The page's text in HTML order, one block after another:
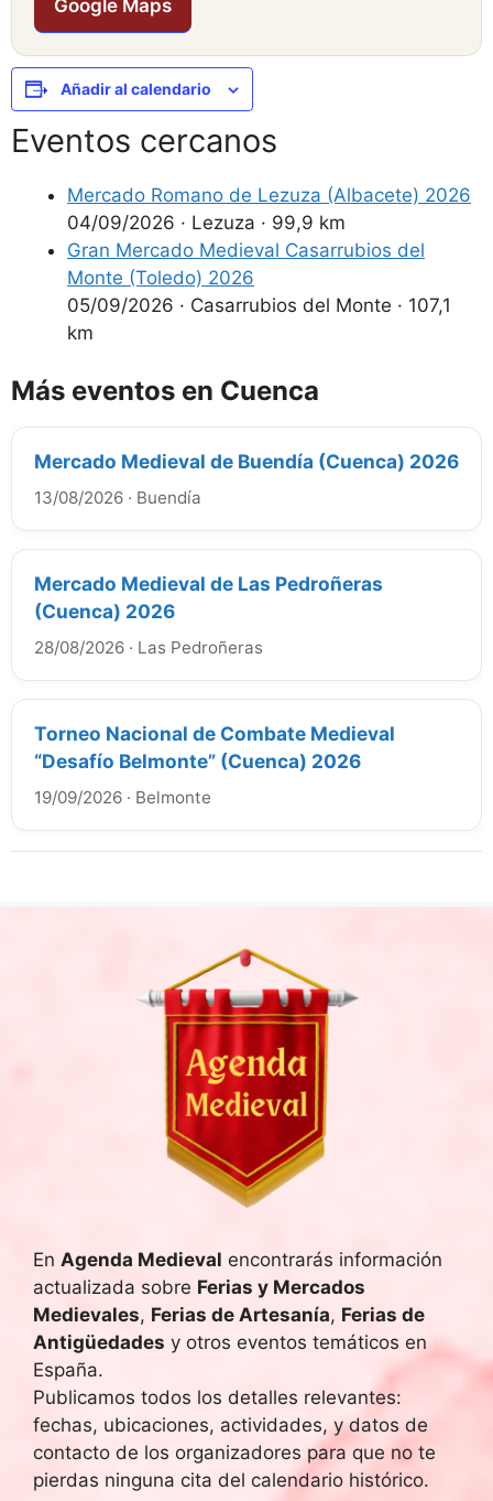
Google Maps
Añadir al calendario
Eventos cercanos
Mercado Romano de Lezuza (Albacete) 2026
04/09/2026 · Lezuza · 99,9 km
Gran Mercado Medieval Casarrubios del
Monte (Toledo) 2026
05/09/2026 · Casarrubios del Monte · 107,1
km
Más eventos en Cuenca
Mercado Medieval de Buendía (Cuenca) 2026
13/08/2026 · Buendía
Mercado Medieval de Las Pedroñeras
(Cuenca) 2026
28/08/2026 · Las Pedroñeras
Torneo Nacional de Combate Medieval
“Desafío Belmonte” (Cuenca) 2026
19/09/2026 · Belmonte
En Agenda Medieval encontrarás información
actualizada sobre Ferias y Mercados
Medievales, Ferias de Artesanía, Ferias de
Antigüedades y otros eventos temáticos en
España.
Publicamos todos los detalles relevantes:
fechas, ubicaciones, actividades, y datos de
contacto de los organizadores para que no te
pierdas ninguna cita del calendario histórico.